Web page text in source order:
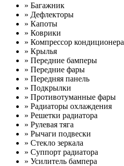
» Багажник
» Дефлекторы
» Капоты
» Коврики
» Компрессор кондиционера
» Крылья
» Передние бамперы
» Передние фары
» Передняя панель
» Подкрылки
» Противотуманные фары
» Радиаторы охлаждения
» Решетки радиатора
» Рулевая тяга
» Рычаги подвески
» Стекло зеркала
» Суппорт радиатора
» Усилитель бампера